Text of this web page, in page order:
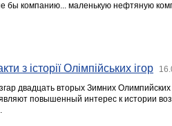
бы компанию... маленькую нефтяную
з історії Олімпійських ігор
двадцать вторых Зимних
повышенный интерес к истории